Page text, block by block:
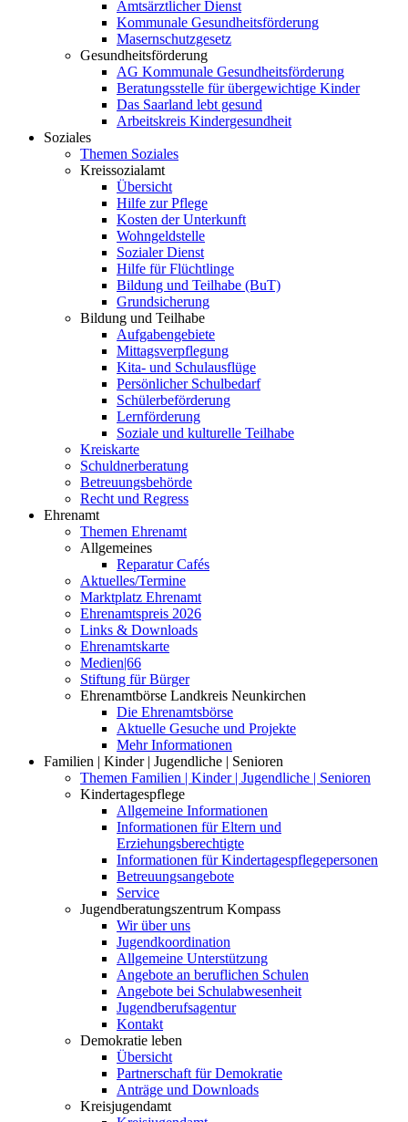
Amtsärztlicher Dienst
Kommunale Gesundheitsförderung
Masernschutzgesetz
Gesundheitsförderung
AG Kommunale Gesundheitsförderung
Beratungsstelle für übergewichtige Kinder
Das Saarland lebt gesund
Arbeitskreis Kindergesundheit
Soziales
Themen Soziales
Kreissozialamt
Übersicht
Hilfe zur Pflege
Kosten der Unterkunft
Wohngeldstelle
Sozialer Dienst
Hilfe für Flüchtlinge
Bildung und Teilhabe (BuT)
Grundsicherung
Bildung und Teilhabe
Aufgabengebiete
Mittagsverpflegung
Kita- und Schulausflüge
Persönlicher Schulbedarf
Schülerbeförderung
Lernförderung
Soziale und kulturelle Teilhabe
Kreiskarte
Schuldnerberatung
Betreuungsbehörde
Recht und Regress
Ehrenamt
Themen Ehrenamt
Allgemeines
Reparatur Cafés
Aktuelles/Termine
Marktplatz Ehrenamt
Ehrenamtspreis 2026
Links & Downloads
Ehrenamtskarte
Medien|66
Stiftung für Bürger
Ehrenamtbörse Landkreis Neunkirchen
Die Ehrenamtsbörse
Aktuelle Gesuche und Projekte
Mehr Informationen
Familien | Kinder | Jugendliche | Senioren
Themen Familien | Kinder | Jugendliche | Senioren
Kindertagespflege
Allgemeine Informationen
Informationen für Eltern und
Erziehungsberechtigte
Informationen für Kindertagespflegepersonen
Betreuungsangebote
Service
Jugendberatungszentrum Kompass
Wir über uns
Jugendkoordination
Allgemeine Unterstützung
Angebote an beruflichen Schulen
Angebote bei Schulabwesenheit
Jugendberufsagentur
Kontakt
Demokratie leben
Übersicht
Partnerschaft für Demokratie
Anträge und Downloads
Kreisjugendamt